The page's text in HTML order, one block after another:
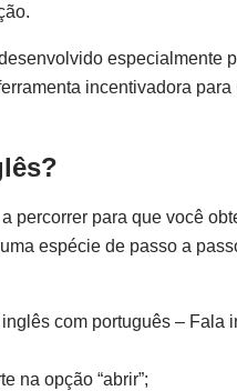
especialmente
incentivadora
percorrer para que você
espécie de passo a
com português – Fala
na opção “abrir”;